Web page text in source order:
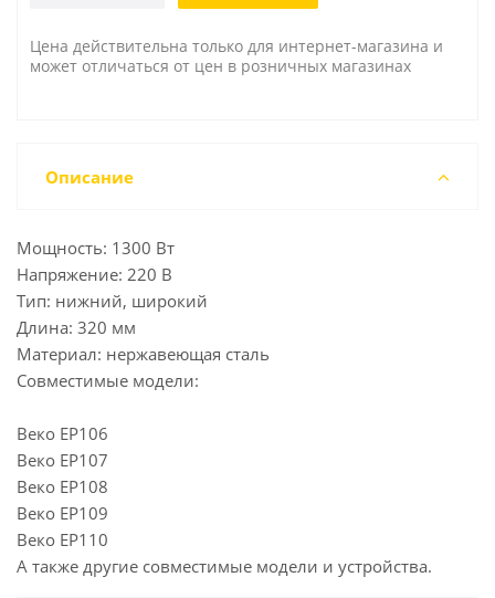
Цена действительна только для интернет-магазина и
может отличаться от цен в розничных магазинах
Описание
Мощность: 1300 Вт
Напряжение: 220 В
Тип: нижний, широкий
Длина: 320 мм
Материал: нержавеющая сталь
Совместимые модели:
Веко EP106
Веко EP107
Веко EP108
Веко EP109
Веко EP110
А также другие совместимые модели и устройства.